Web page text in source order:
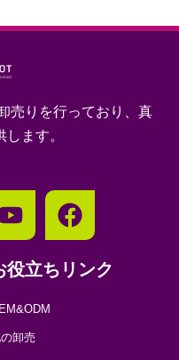
売りを行っており、真
ます。
役立ちリンク
卸売